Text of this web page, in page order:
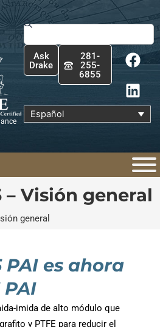
Buscar
Ask
Drake
281-
255-
6855
F
a
c
e
b
o
k
L
i
n
k
e
d
n
Español
– Visión general
general
PAI es ahora
imida de alto módulo que
y PTFE para reducir el